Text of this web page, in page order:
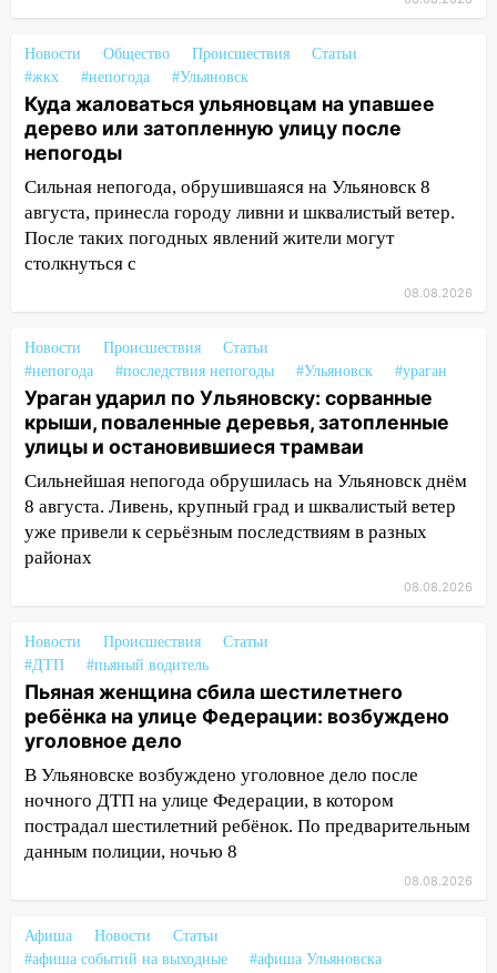
Шторм продолжает ломать город:
светофор
14:14 Студента из Ульяновска обманули
мошенники под видом преподавателя
14:12 Куда жаловаться ульяновцам на
упавшее дерево или затопленную улицу
после непогоды
13:59 В Новом городе ураганным
ветром сорвало опалубку со
13:54
В мэрии Ульяновска рассказали,
как устраняют последствия мощного
шторма
13:49 Стихия продолжает крушить
Ульяновск: дерево рухнуло на дом на
Орджоникидзе
13:47 На Нижней Террасе мощным
ветром вырвало дерево с корнем
Сильный ветер сорвал крышу с
13:35
Непогода продолжает бить по
транспорту: в Ульяновске трамвай
сошёл с рельсов
13:22 Упавшие деревья перекрыли
дороги в Ульяновске: фото
13:17 Непогода в Ульяновске не
закончится сегодня: сильные ливни
сохранятся 9 августа
житель Вешкаймского района похитил у
знакомого 191 тысячу рублей
Новости Общество Происшествия
Статьи
#жкх
#непогода #Ульяновск
Куда жаловаться ульяновцам на упавшее
дерево или затопленную улицу после
непогоды
Сильная непогода, обрушившаяся на Ульяновск 8
августа, принесла городу ливни и шквалистый ветер.
После таких погодных явлений жители могут
столкнуться с
08.08.2026
Новости Происшествия
Статьи
#непогода
#последствия непогоды #Ульяновск #ураган
Ураган ударил по Ульяновску: сорванные
крыши, поваленные деревья, затопленные
улицы и остановившиеся трамваи
Сильнейшая непогода обрушилась на Ульяновск днём
8 августа. Ливень, крупный град и шквалистый ветер
уже привели к серьёзным последствиям в разных
районах
08.08.2026
Новости Происшествия
Статьи
#ДТП
#пьяный водитель
Пьяная женщина сбила шестилетнего
ребёнка на улице Федерации: возбуждено
уголовное дело
В Ульяновске возбуждено уголовное дело после
ночного ДТП на улице Федерации, в котором
пострадал шестилетний ребёнок. По предварительным
данным полиции, ночью 8
08.08.2026
Афиша Новости
Статьи
#афиша событий на выходные
#афиша Ульяновска